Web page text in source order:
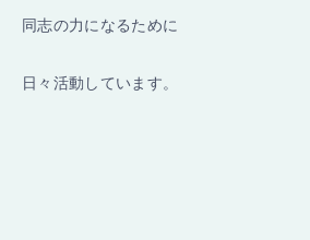
同志の力になるために
日々活動しています。